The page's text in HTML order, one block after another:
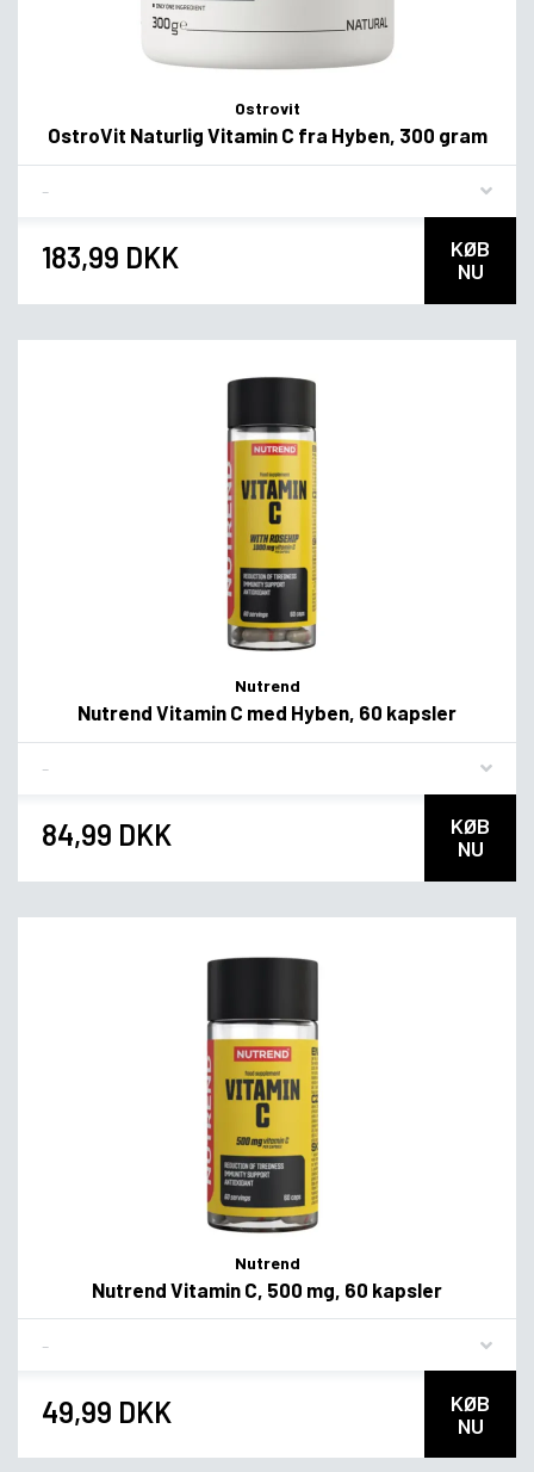
Ostrovit
OstroVit Naturlig Vitamin C fra Hyben, 300 gram
183,99 DKK
KØB
NU
Nutrend
Nutrend Vitamin C med Hyben, 60 kapsler
84,99 DKK
KØB
NU
Nutrend
Nutrend Vitamin C, 500 mg, 60 kapsler
49,99 DKK
KØB
NU